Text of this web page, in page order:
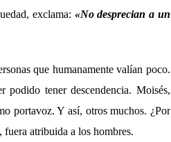
exclama: «No desprecian a un
que humanamente valían poco.
tener descendencia. Moisés,
portavoz. Y así, otros muchos. ¿Por
atribuida a los hombres.